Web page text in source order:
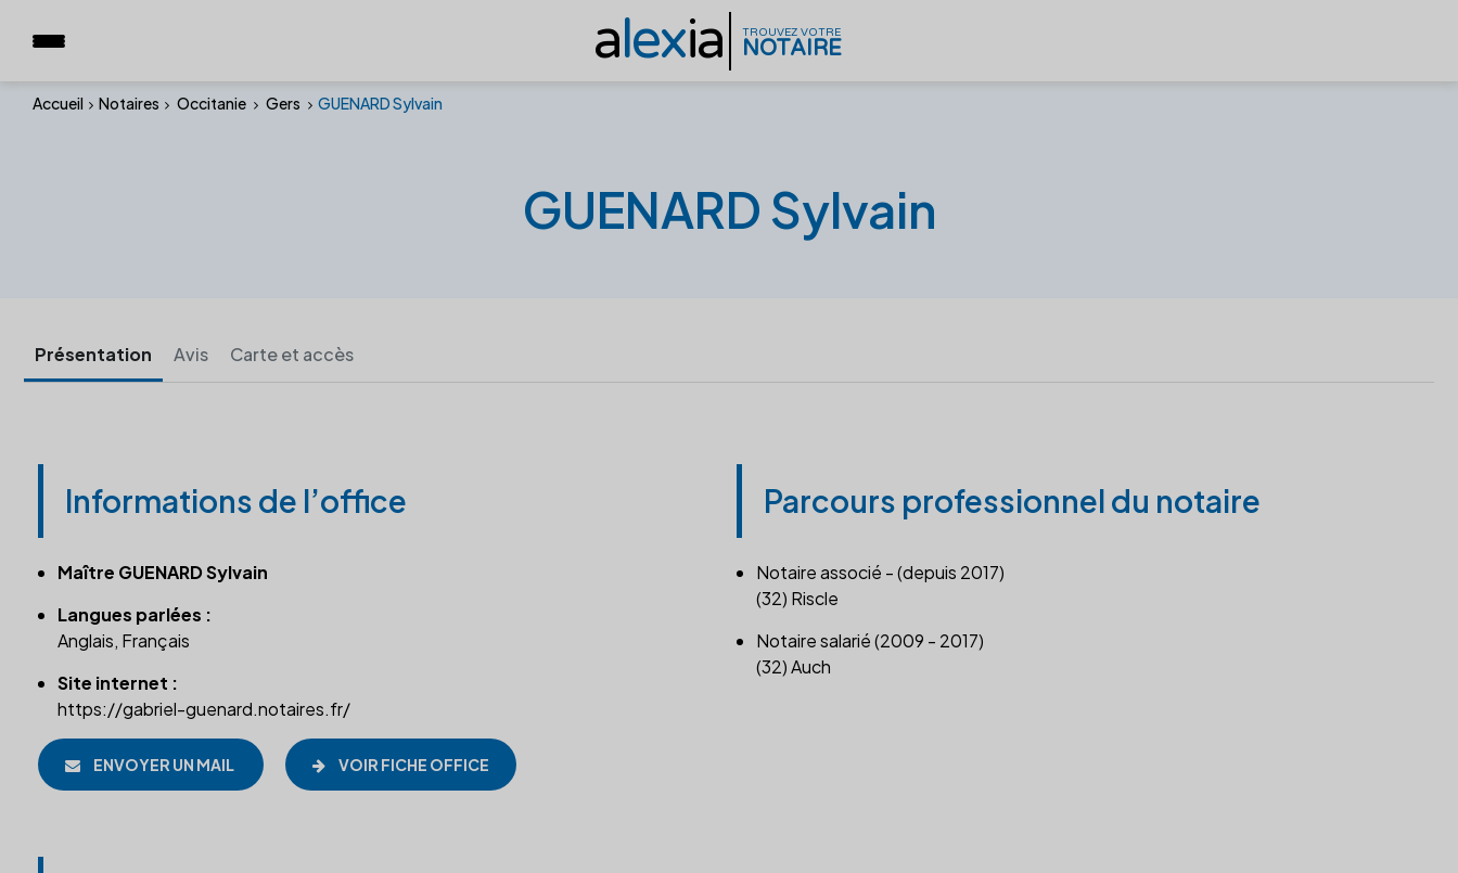
alexia TROUVEZ VOTRE
NOTAIRE
Accueil Notaires Occitanie Gers GUENARD Sylvain
GUENARD Sylvain
Présentation Avis Carte et accès
Informations de l’office
Maître GUENARD Sylvain
Langues parlées :
Anglais, Français
Site internet :
https://gabriel-guenard.notaires.fr/
ENVOYER UN MAIL VOIR FICHE OFFICE
Parcours professionnel du notaire
Notaire associé - (depuis 2017)
(32) Riscle
Notaire salarié (2009 - 2017)
(32) Auch